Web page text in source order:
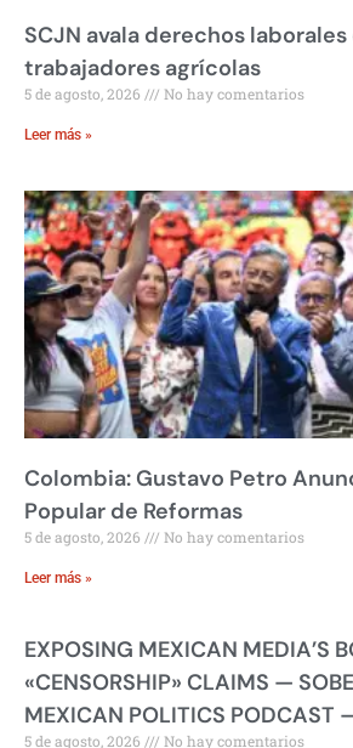
SCJN avala derechos laborales
trabajadores agrícolas
5 de agosto, 2026 No hay comentarios
Leer más »
Colombia: Gustavo Petro
Popular de Reformas
5 de agosto, 2026 No hay comentarios
Leer más »
EXPOSING MEXICAN MEDIA’S
«CENSORSHIP» CLAIMS —
MEXICAN POLITICS PODCAST
5 de agosto, 2026 No hay comentarios